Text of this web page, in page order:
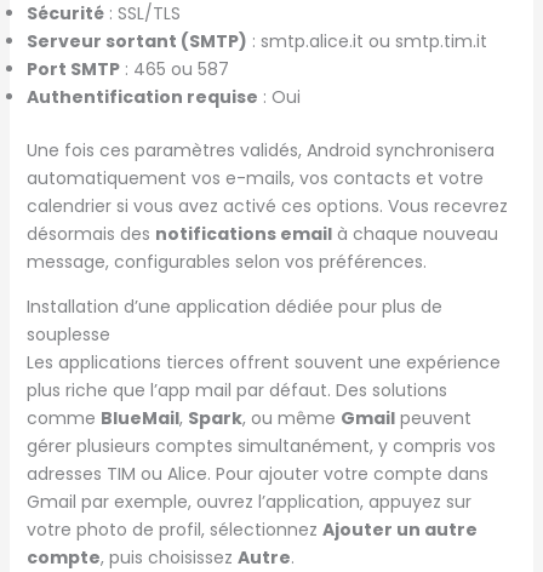
Sécurité: SSL/TLS
Serveur sortant (SMTP) : smtp.alice.it ou smtp.tim.it
Port SMTP: 465 ou 587
Authentification requise : Oui
Une fois ces paramètres validés, Android synchronisera
automatiquement vos e-mails, vos contacts et votre
calendrier si vous avez activé ces options. Vous recevrez
désormais des notifications emailà chaque nouveau
message, configurables selon vos préférences.
Installation d’une application dédiée pour plus de
souplesse
Les applications tierces offrent souvent une expérience
plus riche que l’app mail par défaut. Des solutions
comme BlueMail, Spark, ou même Gmailpeuvent
gérer plusieurs comptes simultanément, y compris vos
adresses TIM ou Alice. Pour ajouter votre compte dans
Gmail par exemple, ouvrez l’application, appuyez sur
votre photo de profil, sélectionnez Ajouter un autre
compte, puis choisissez Autre.